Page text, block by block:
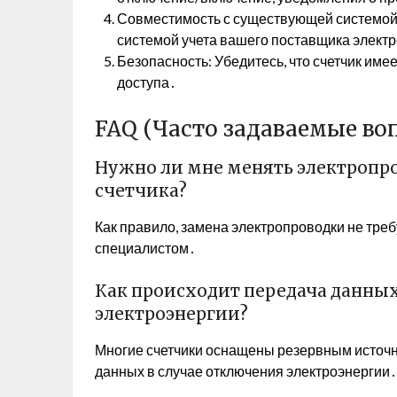
Совместимость с существующей
системой учета вашего поставщика
Безопасность: Убедитесь, что счетчик
доступа․
FAQ (Часто задаваемые
Нужно ли мне менять
счетчика?
Как правило, замена электропроводки не
специалистом․
Как происходит передача
электроэнергии?
Многие счетчики оснащены резервным
данных в случае отключения электроэнергии․